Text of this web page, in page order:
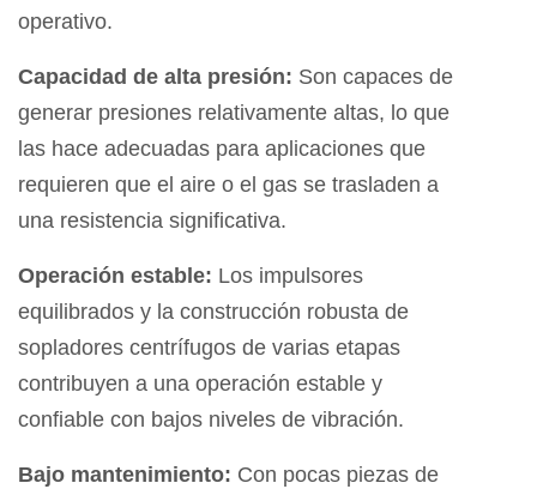
operativo.
Capacidad de alta presión: Son capaces de
generar presiones relativamente altas, lo que
las hace adecuadas para aplicaciones que
requieren que el aire o el gas se trasladen a
una resistencia significativa.
Operación estable: Los impulsores
equilibrados y la construcción robusta de
sopladores centrífugos de varias etapas
contribuyen a una operación estable y
confiable con bajos niveles de vibración.
Bajo mantenimiento: Con pocas piezas de